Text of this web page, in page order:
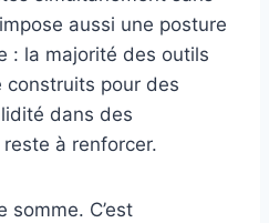
aussi une posture
: la majorité des outils
pour des
dans des
à renforcer.
somme. C’est